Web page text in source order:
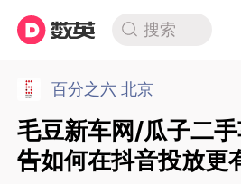
搜索
百分之六 北京
毛豆新车网/瓜子二
告如何在抖音投放更